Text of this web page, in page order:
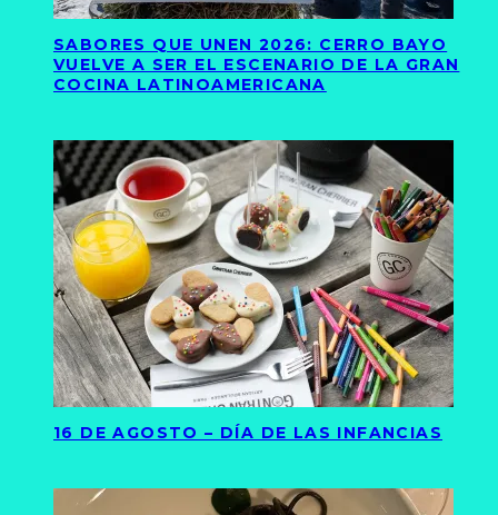
SABORES QUE UNEN 2026: CERRO BAYO
VUELVE A SER EL ESCENARIO DE LA GRAN
COCINA LATINOAMERICANA
16 DE AGOSTO – DÍA DE LAS INFANCIAS